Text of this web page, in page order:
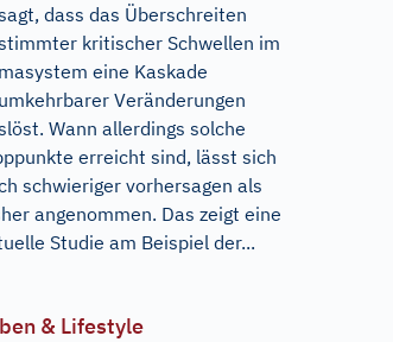
dass das Überschreiten
kritischer Schwellen im
eine Kaskade
Veränderungen
Wann allerdings solche
erreicht sind, lässt sich
schwieriger vorhersagen als
angenommen. Das zeigt eine
Studie am Beispiel der...
& Lifestyle